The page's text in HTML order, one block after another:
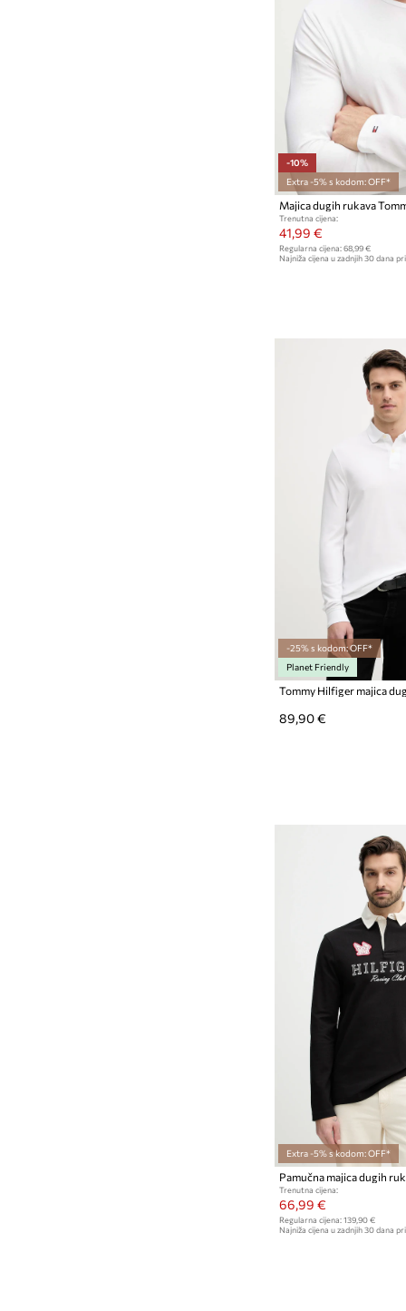
-10%
Extra -5% s kodom: OFF*
Majica dugih rukava
Trenutna cijena:
41,99 €
Regularna cijena: 68,99 €
Najniža cijena u zadnjih 30 dana
-25% s kodom: OFF*
Planet Friendly
89,90 €
Extra -5% s kodom: OFF*
Trenutna cijena:
66,99 €
Regularna cijena: 139,90 €
Najniža cijena u zadnjih 30 dana